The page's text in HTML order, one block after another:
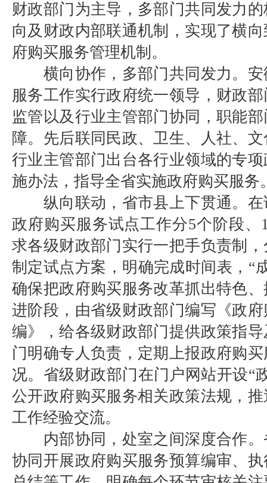
财政部门为主导，多部门共同发力
向及财政内部联通机制，实现了横
府购买服务管理机制。
横向协作，多部门共同发力。安
服务工作实行政府统一领导，财政
监管以及行业主管部门协同，职能
障。先后联同民政、卫生、人社、
行业主管部门出台各行业领域的专
施办法，指导全省实施政府购买服务
纵向联动，省市县上下贯通。在
政府购买服务试点工作分5个阶段、
求各级财政部门实行一把手负责制
制定试点方案，明确完成时间表，“
确保把政府购买服务改革抓出特色
进阶段，由省级财政部门编写《政
编》，给各级财政部门提供政策指
门明确专人负责，定期上报政府购
况。省级财政部门在门户网站开设“
公开政府购买服务相关政策法规，
工作经验交流。
内部协同，处室之间深度合作。
协同开展政府购买服务预算编审、